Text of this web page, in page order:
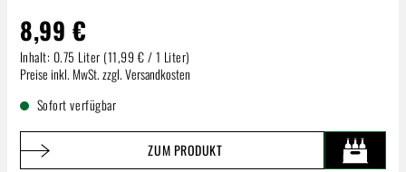
8,99 €
Inhalt: 0.75 Liter (11,99 € / 1 Liter)
Regulärer Preis:
Preise inkl. MwSt. zzgl. Versandkosten
Sofort verfügbar
ZUM PRODUKT